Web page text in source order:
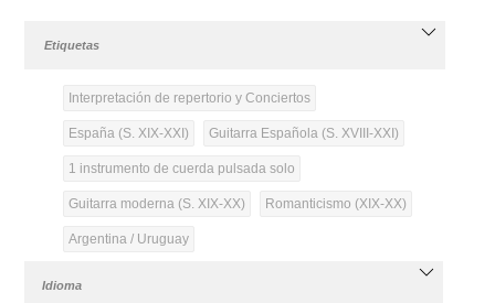
Etiquetas
Interpretación de repertorio y Conciertos
España (S. XIX-XXI) Guitarra Española (S. XVIII-XXI)
1 instrumento de cuerda pulsada solo
Guitarra moderna (S. XIX-XX) Romanticismo (XIX-XX)
Argentina / Uruguay
Idioma